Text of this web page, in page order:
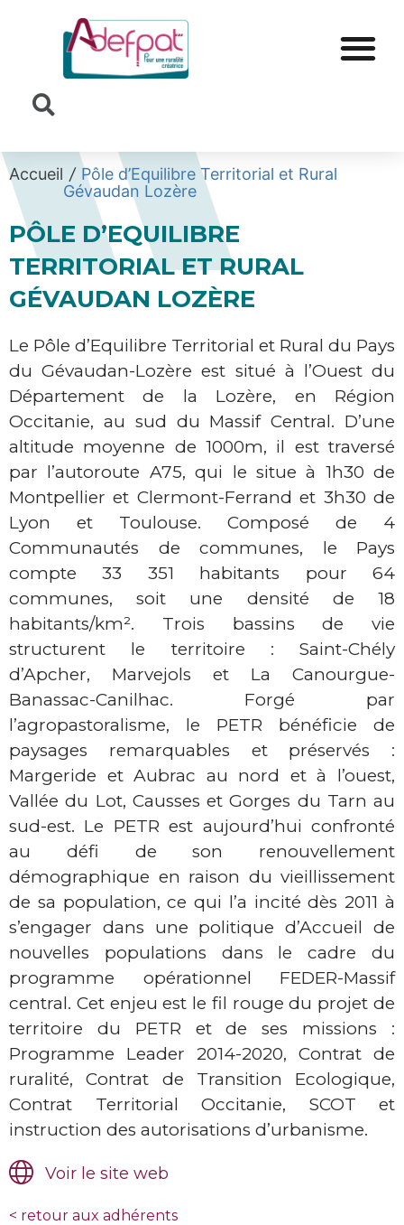
Accueil / Pôle d’Equilibre Territorial et Rural
Gévaudan Lozère
PÔLE D’EQUILIBRE
TERRITORIAL ET RURAL
GÉVAUDAN LOZÈRE
Le Pôle d’Equilibre Territorial et Rural du Pays
du Gévaudan-Lozère est situé à l’Ouest du
Département de la Lozère, en Région
Occitanie, au sud du Massif Central. D’une
altitude moyenne de 1000m, il est traversé
par l’autoroute A75, qui le situe à 1h30 de
Montpellier et Clermont-Ferrand et 3h30 de
Lyon et Toulouse. Composé de 4
Communautés de communes, le Pays
compte 33 351 habitants pour 64
communes, soit une densité de 18
habitants/km². Trois bassins de vie
structurent le territoire : Saint-Chély
d’Apcher, Marvejols et La Canourgue-
Banassac-Canilhac. Forgé par
l’agropastoralisme, le PETR bénéficie de
paysages remarquables et préservés :
Margeride et Aubrac au nord et à l’ouest,
Vallée du Lot, Causses et Gorges du Tarn au
sud-est. Le PETR est aujourd’hui confronté
au défi de son renouvellement
démographique en raison du vieillissement
de sa population, ce qui l’a incité dès 2011 à
s’engager dans une politique d’Accueil de
nouvelles populations dans le cadre du
programme opérationnel FEDER-Massif
central. Cet enjeu est le fil rouge du projet de
territoire du PETR et de ses missions :
Programme Leader 2014-2020, Contrat de
ruralité, Contrat de Transition Ecologique,
Contrat Territorial Occitanie, SCOT et
instruction des autorisations d’urbanisme.
Voir le site web
< retour aux adhérents